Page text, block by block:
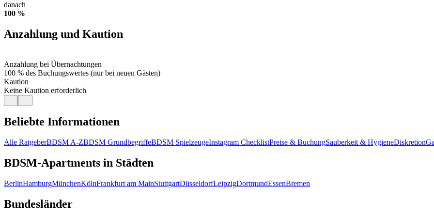
danach
100 %
Anzahlung und Kaution
Anzahlung bei Übernachtungen
100 % des Buchungswertes (nur bei neuen Gästen)
Kaution
Keine Kaution erforderlich
Beliebte Informationen
Alle RatgeberBDSM A-ZBDSM GrundbegriffeBDSM SpielzeugeInstagram ChecklistPreise & BuchungSauberkeit & HygieneDiskretion
BDSM-Apartments in Städten
BerlinHamburgMünchenKölnFrankfurt am MainStuttgartDüsseldorfLeipzigDortmundEssenBremen
Bundesländer